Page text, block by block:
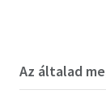
Az általad